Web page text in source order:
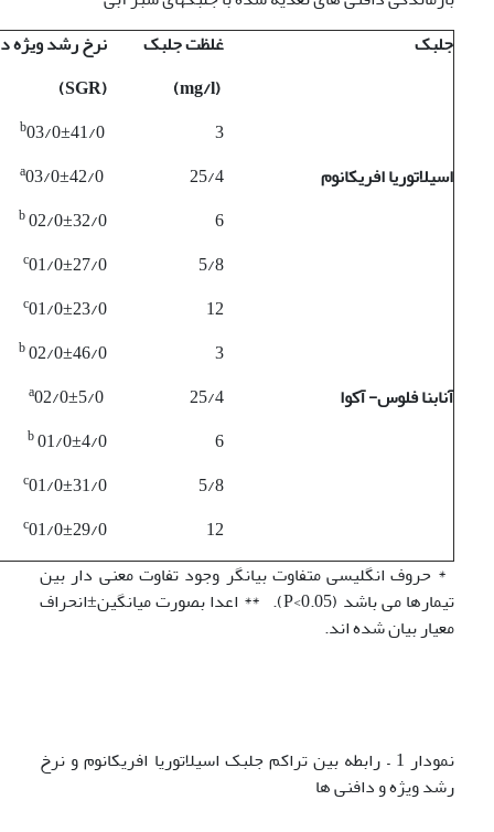
جلبک
غلظت جلبک
(
mg/l
)
نرخ رشد ویژه
(
SGR
)
اسیلاتوریا افریکانوم
3
03/0±41/0
25/4
a03/0±42/0
6
b02/0±32/0
5/8
c01/0±27/0
12
c01/0±23/0
آنابنا فلوس- آکوا
3
b02/0±46/0
25/4
a02/0±5/0
6
b01/0±4/0
5/8
c01/0±31/0
12
c01/0±29/0
* حروف انگلیسی متفاوت بیانگر وجود تفاوت معنی دار بین
تیمارها می باشد (P<0.05). ** اعدا بصورت میانگین±انحراف
معیار بیان شده اند.
نمودار 1 – رابطه بین تراکم جلبک اسیلاتوریا افریکانوم و نرخ
رشد ویژه و دافنی ها